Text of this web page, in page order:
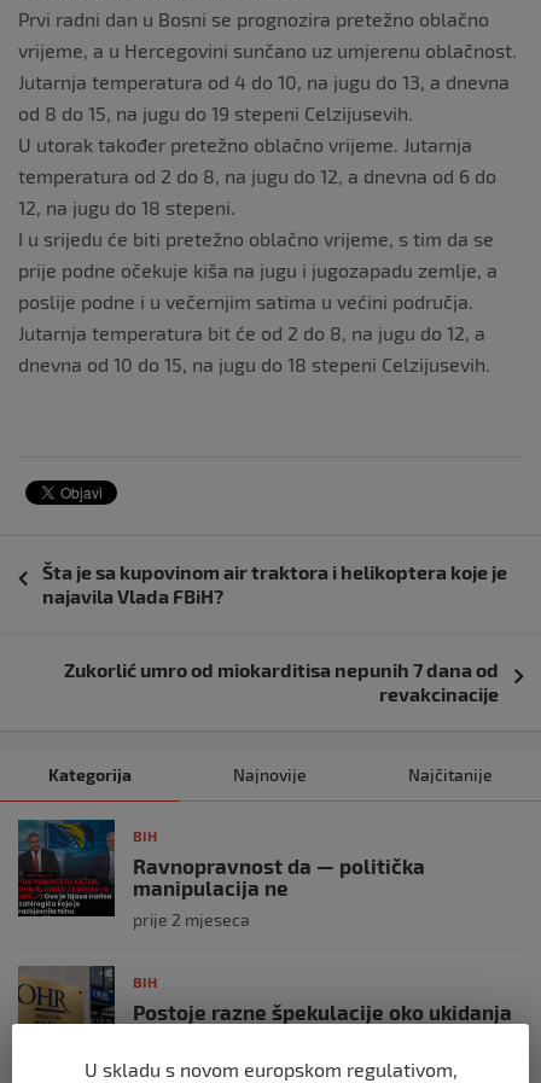
Prvi radni dan u Bosni se prognozira pretežno oblačno
vrijeme, a u Hercegovini sunčano uz umjerenu oblačnost.
Jutarnja temperatura od 4 do 10, na jugu do 13, a dnevna
od 8 do 15, na jugu do 19 stepeni Celzijusevih.
U utorak također pretežno oblačno vrijeme. Jutarnja
temperatura od 2 do 8, na jugu do 12, a dnevna od 6 do
12, na jugu do 18 stepeni.
I u srijedu će biti pretežno oblačno vrijeme, s tim da se
prije podne očekuje kiša na jugu i jugozapadu zemlje, a
poslije podne i u večernjim satima u većini područja.
Jutarnja temperatura bit će od 2 do 8, na jugu do 12, a
dnevna od 10 do 15, na jugu do 18 stepeni Celzijusevih.
Navigacija
objava
Šta je sa kupovinom air traktora i helikoptera koje je
najavila Vlada FBiH?
Zukorlić umro od miokarditisa nepunih 7 dana od
revakcinacije
Kategorija Najnovije Najčitanije
BIH
Ravnopravnost da — politička
manipulacija ne
prije 2 mjeseca
BIH
Postoje razne špekulacije oko ukidanja
prije 3 mjeseca
U skladu s novom europskom regulativom,